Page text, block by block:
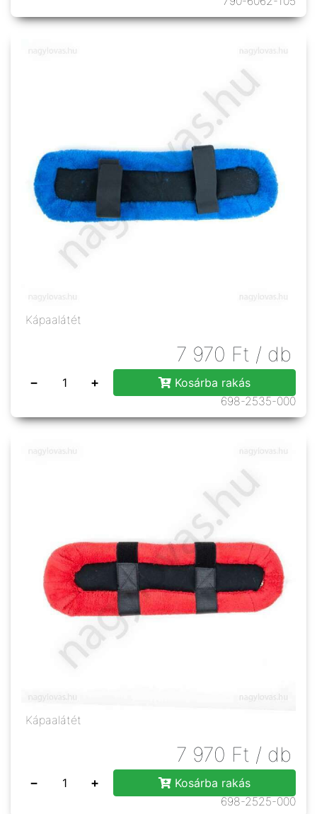
Kápaalátét
7 970 Ft / db
− +
Kosárba rakás
698-2535-000
Kápaalátét
7 970 Ft / db
− +
Kosárba rakás
698-2525-000